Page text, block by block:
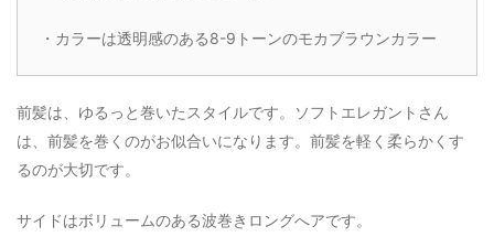
・カラーは透明感のある8-9トーンのモカブラウンカラー
前髪は、ゆるっと巻いたスタイルです。ソフトエレガントさん
は、前髪を巻くのがお似合いになります。前髪を軽く柔らかくす
るのが大切です。
サイドはボリュームのある波巻きロングへアです。